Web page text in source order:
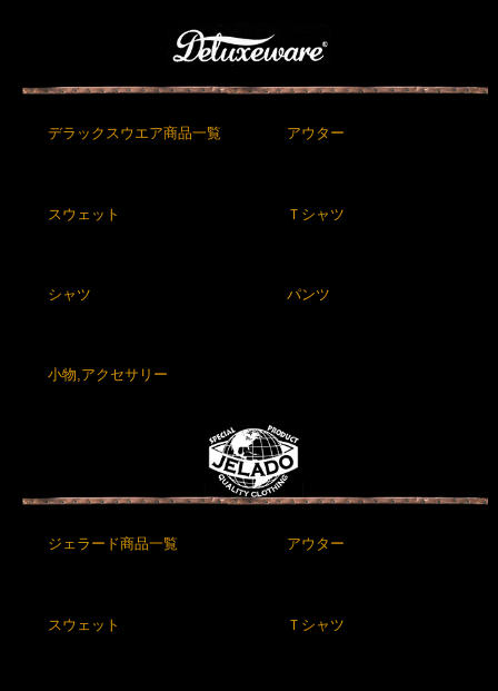
デラックスウエア商品一覧 アウター
スウェット Ｔシャツ
シャツ パンツ
小物,アクセサリー
ジェラード商品一覧 アウター
スウェット Ｔシャツ